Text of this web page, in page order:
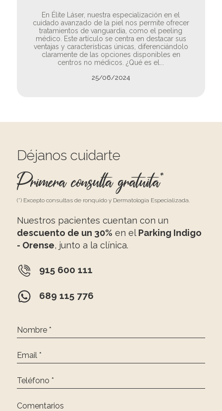
En Élite Láser, nuestra especialización en el
cuidado avanzado de la piel nos permite ofrecer
tratamientos de vanguardia, como el peeling
médico. Este artículo se centra en destacar sus
ventajas y características únicas, diferenciándolo
claramente de las opciones disponibles en
centros no médicos. ¿Qué es el...
25/06/2024
Déjanos cuidarte
Primera consulta gratuita*
(*) Excepto consultas de ronquido y Dermatología Especializada.
Nuestros pacientes cuentan con un
descuento de un 30% en el Parking Indigo
- Orense, junto a la clínica.
915 600 111
689 115 776
Nombre *
Email *
Teléfono *
Comentarios